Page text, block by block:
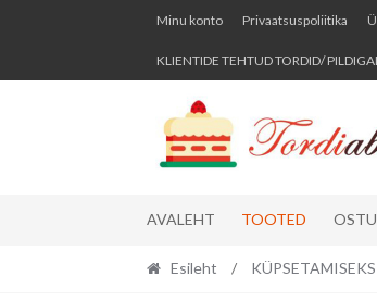
Skip
navigation
Skip
content
Minu konto Privaatsuspoliitika
KLIENTIDE TEHTUD TORDID/
AVALEHT TOOTED
Esileht /